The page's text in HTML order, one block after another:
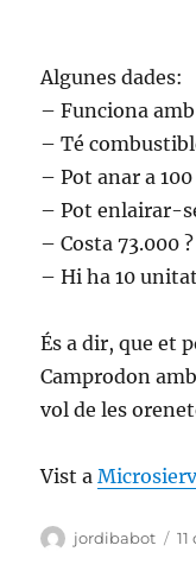
Algunes dades:
– Funciona
– Té
– Pot anar a
– Pot enlairar-
– Costa 73.000 ?
– Hi ha 10
És a dir, que et
Camprodon
vol de les
Vist a
Autor
jordibabot